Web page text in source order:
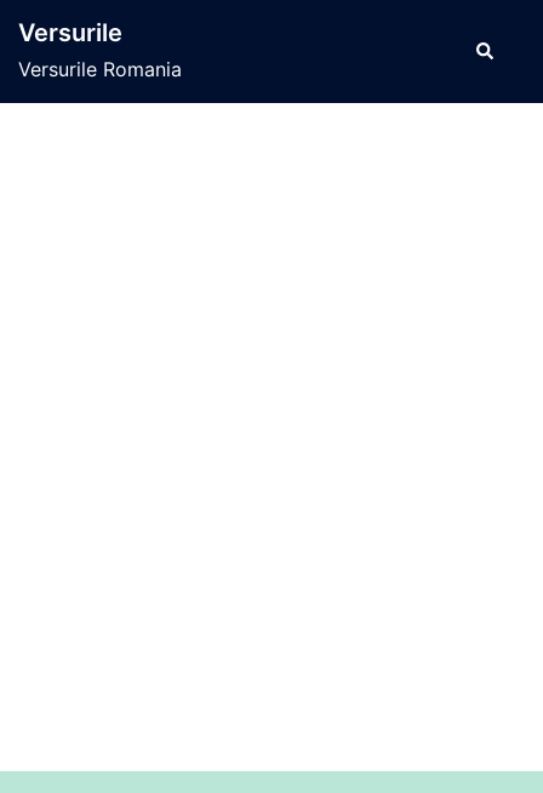
conținut
Versurile
Versurile Romania
Caută